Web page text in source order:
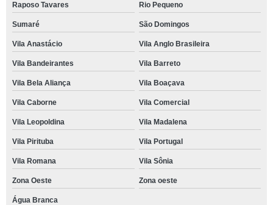
Raposo Tavares Rio Pequeno
Sumaré São Domingos
Vila Anastácio Vila Anglo Brasileira
Vila Bandeirantes Vila Barreto
Vila Bela Aliança Vila Boaçava
Vila Caborne Vila Comercial
Vila Leopoldina Vila Madalena
Vila Pirituba Vila Portugal
Vila Romana Vila Sônia
Zona Oeste Zona oeste
Água Branca